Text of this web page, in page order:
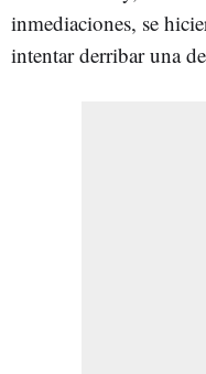
inmediaciones, se
intentar derribar una